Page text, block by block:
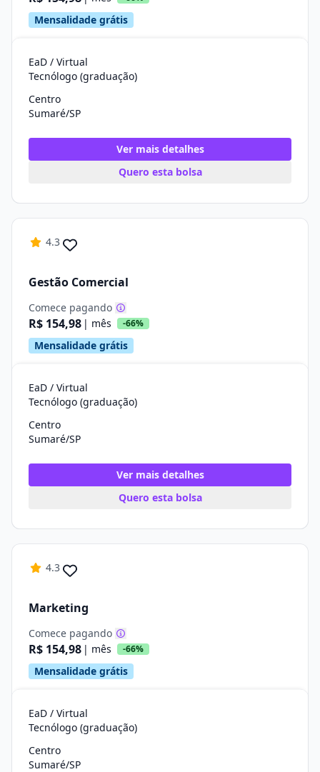
Mensalidade grátis
EaD / Virtual
Tecnólogo (graduação)
Centro
Sumaré/SP
Ver mais detalhes
Quero esta bolsa
4.3
Gestão Comercial
Comece pagando
R$ 154,98 | mês -66%
Mensalidade grátis
EaD / Virtual
Tecnólogo (graduação)
Centro
Sumaré/SP
Ver mais detalhes
Quero esta bolsa
4.3
Marketing
Comece pagando
R$ 154,98 | mês -66%
Mensalidade grátis
EaD / Virtual
Tecnólogo (graduação)
Centro
Sumaré/SP